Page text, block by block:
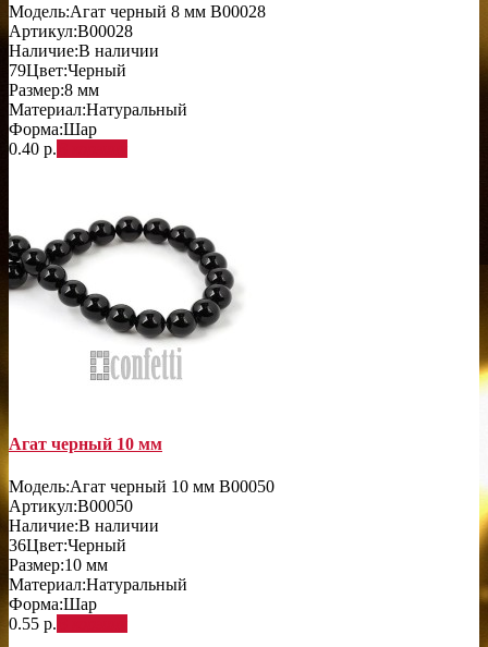
Модель:Агат черный 8 мм B00028
Артикул:B00028
Наличие:В наличии
79Цвет:Черный
Размер:8 мм
Материал:Натуральный
Форма:Шар
0.40 р.
Агат черный 10 мм
Модель:Агат черный 10 мм B00050
Артикул:B00050
Наличие:В наличии
36Цвет:Черный
Размер:10 мм
Материал:Натуральный
Форма:Шар
0.55 р.